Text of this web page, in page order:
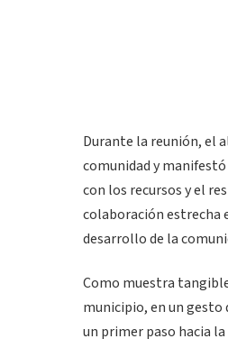
Durante la reunión, el
comunidad y
con los recursos y el
colaboración estrecha
desarrollo de la
Como muestra
municipio, en un gesto
un primer paso hacia